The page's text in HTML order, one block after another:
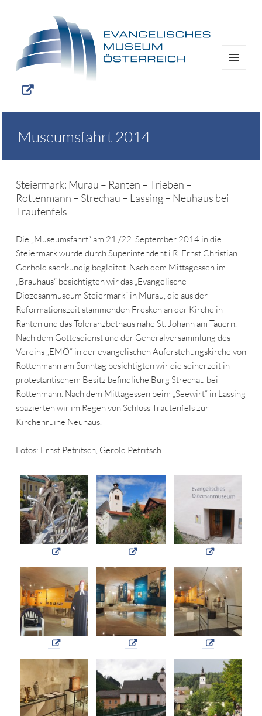
Museumsfahrt 2014
Steiermark: Murau – Ranten – Trieben –
Rottenmann – Strechau – Lassing – Neuhaus bei
Trautenfels
Die „Museumsfahrt“ am 21./22. September 2014 in die
Steiermark wurde durch Superintendent i.R. Ernst Christian
Gerhold sachkundig begleitet. Nach dem Mittagessen im
„Brauhaus“ besichtigten wir das „Evangelische
Diözesanmuseum Steiermark“ in Murau, die aus der
Reformationszeit stammenden Fresken an der Kirche in
Ranten und das Toleranzbethaus nahe St. Johann am Tauern.
Nach dem Gottesdienst und der Generalversammlung des
Vereins „EMÖ“ in der evangelischen Auferstehungskirche von
Rottenmann am Sonntag besichtigten wir die seinerzeit in
protestantischem Besitz befindliche Burg Strechau bei
Rottenmann. Nach dem Mittagessen beim „Seewirt“ in Lassing
spazierten wir im Regen von Schloss Trautenfels zur
Kirchenruine Neuhaus.
Fotos: Ernst Petritsch, Gerold Petritsch